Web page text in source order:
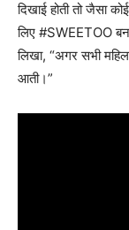
दिखाई होती तो जैसा
लिए #SWEETOO
लिखा, “अगर सभी
आती।”